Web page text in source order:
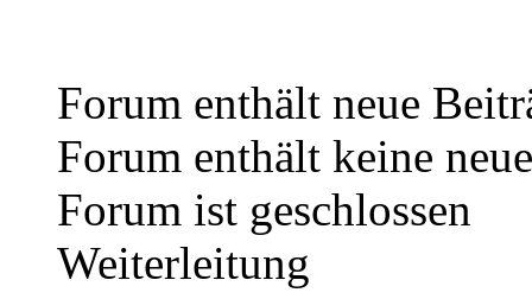
Forum enthält neue
Forum enthält keine
Forum ist geschlossen
Weiterleitung